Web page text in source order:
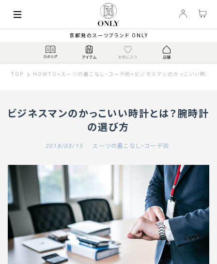
京都発のスーツブランド ONLY
TOP HOWTO >スーツの着こなし・コーデ術 > ビジネスマンのかっこいい時計
ビジネスマンのかっこいい時計とは？腕時計
の選び方
2018/03/15 スーツの着こなし・コーデ術